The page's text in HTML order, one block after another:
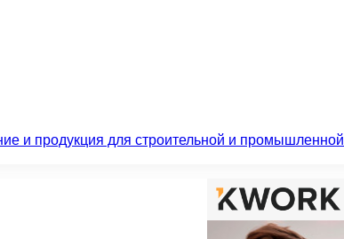
и продукция для строительной и